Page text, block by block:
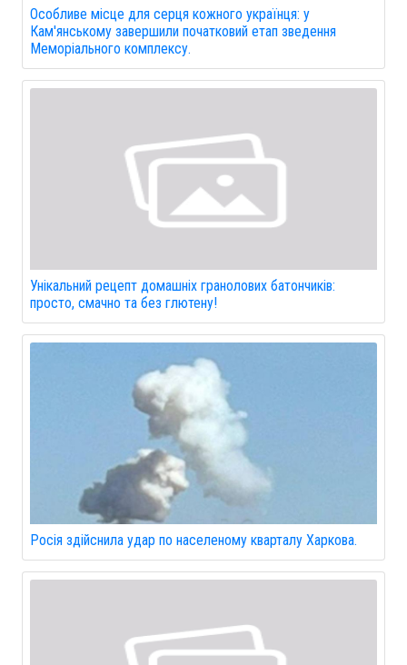
Особливе місце для серця кожного українця: у
Кам'янському завершили початковий етап зведення
Меморіального комплексу.
Унікальний рецепт домашніх гранолових батончиків:
просто, смачно та без глютену!
Росія здійснила удар по населеному кварталу Харкова.